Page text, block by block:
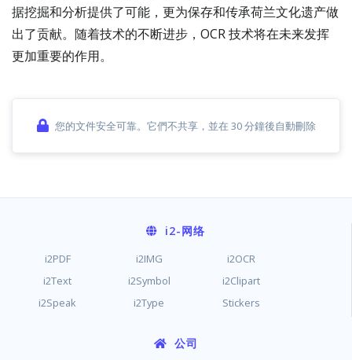
据挖掘和分析提供了可能，更为保存和传承荷兰文化遗产做
出了贡献。随着技术的不断进步，OCR 技术将在未来发挥
更加重要的作用。
您的文件安全可靠。它們不共享，並在 30 分鐘後自動刪除
i2-网络
i2PDF i2IMG
i2OCR
i2Text
i2Symbol
i2Clipart
i2Speak
i2Type Stickers
公司